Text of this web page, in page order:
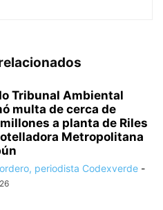
Tribunal Ambiental
multa de cerca de
a planta de Riles
Metropolitana
periodista Codexverde -